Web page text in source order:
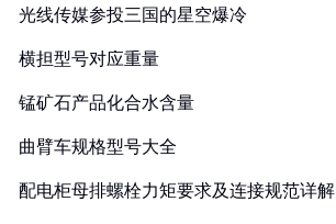
光线传媒参投三国的星空爆冷
横担型号对应重量
锰矿石产品化合水含量
曲臂车规格型号大全
配电柜母排螺栓力矩要求及连接规范详解